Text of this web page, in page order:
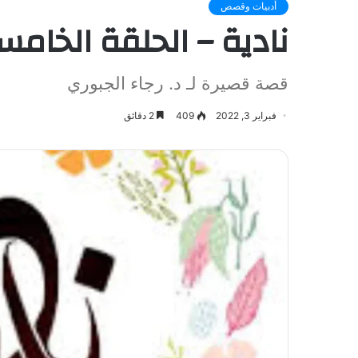
أدبيات وقصص
نادية – الحلقة
قصة قصيرة لـ د. رجاء الجبوري
فبراير 3, 2022 409